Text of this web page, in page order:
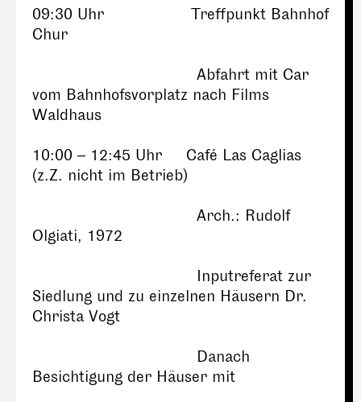
09:30 Uhr Treffpunkt Bahnhof
Chur
Abfahrt mit Car
vom Bahnhofsvorplatz nach Films
Waldhaus
10:00 – 12:45 Uhr Café Las Caglias
(z.Z. nicht im Betrieb)
Arch.: Rudolf
Olgiati, 1972
Inputreferat zur
Siedlung und zu einzelnen Häusern Dr.
Christa Vogt
Danach
Besichtigung der Häuser mit